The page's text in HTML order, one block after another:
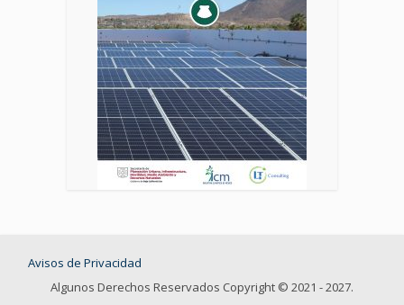
Avisos de Privacidad
Algunos Derechos Reservados Copyright © 2021 - 2027.